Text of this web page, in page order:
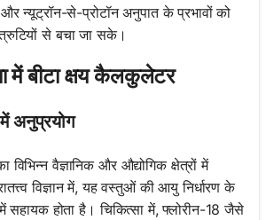
और न्यूट्रॉन-से-प्रोटॉन अनुपात के प्रभावों को
से बचा जा सके।
में बीटा क्षय कैलकुलेटर
में अनुप्रयोग
वैज्ञानिक और औद्योगिक क्षेत्रों में
विज्ञान में, यह वस्तुओं की आयु निर्धारण के
सहायक होता है। चिकित्सा में, फ्लोरीन-18 जैसे